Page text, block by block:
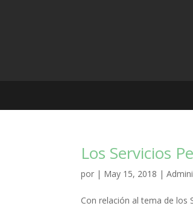
Los Servicios
por | May 15, 2018 |
Con relación al tema de los